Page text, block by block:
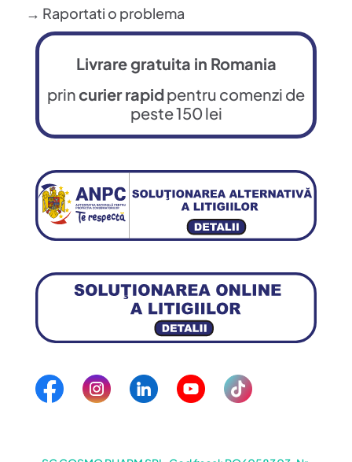
→ Raportati o problema
Livrare gratuita in Romania
princurier rapidpentru comenzi de
peste 150 lei